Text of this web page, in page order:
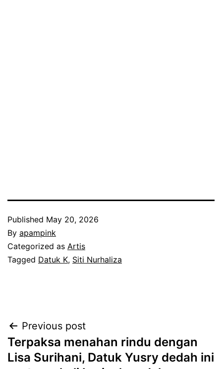
Published May 20, 2026
By apampink
Categorized as Artis
Tagged Datuk K, Siti Nurhaliza
Post
navigation
Previous post
Terpaksa menahan rindu dengan
Lisa Surihani, Datuk Yusry dedah ini